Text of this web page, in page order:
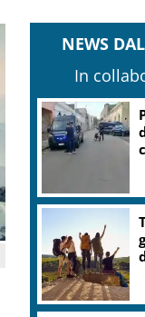
NEWS
In